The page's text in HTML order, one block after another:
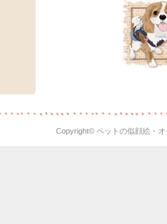
Copyright© ペットの似顔絵・